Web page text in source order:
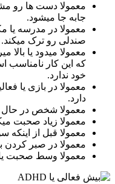
معمولا دست ها رو
جابه جا میشود.
معمولا در مدرسه یا
صندلی رو ترک میکند.
معمولا میدود یا
که این کار نامناسب
خود ندارد.
معمولا در بازی یا
دارد.
معمولا شخص در
معمولا زیاد صحبت
معمولا قبل از
معمولا در صبر کردن
معمولا وسط صحبت یا